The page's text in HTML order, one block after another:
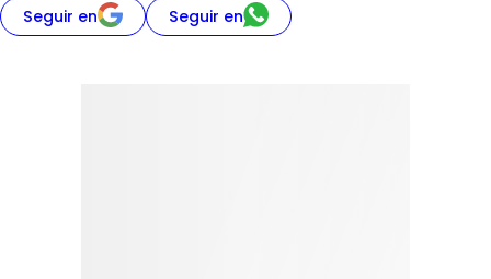
Seguir en Seguir en